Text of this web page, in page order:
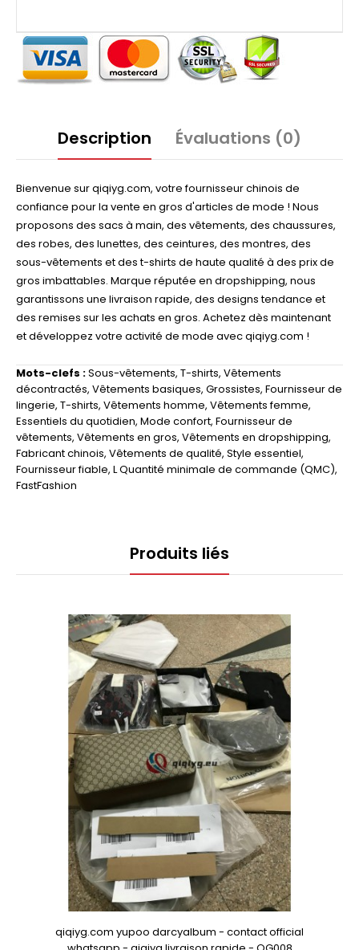
Description Évaluations (0)
Bienvenue sur qiqiyg.com, votre fournisseur chinois de
confiance pour la vente en gros d'articles de mode ! Nous
proposons des sacs à main, des vêtements, des chaussures,
des robes, des lunettes, des ceintures, des montres, des
sous-vêtements et des t-shirts de haute qualité à des prix de
gros imbattables. Marque réputée en dropshipping, nous
garantissons une livraison rapide, des designs tendance et
des remises sur les achats en gros. Achetez dès maintenant
et développez votre activité de mode avec qiqiyg.com !
Mots-clefs :Sous-vêtements, T-shirts, Vêtements
décontractés, Vêtements basiques, Grossistes, Fournisseur de
lingerie, T-shirts, Vêtements homme, Vêtements femme,
Essentiels du quotidien, Mode confort, Fournisseur de
vêtements, Vêtements en gros, Vêtements en dropshipping,
Fabricant chinois, Vêtements de qualité, Style essentiel,
Fournisseur fiable, L Quantité minimale de commande (QMC),
FastFashion
Produits liés
qiqiyg.com yupoo darcyalbum - contact official